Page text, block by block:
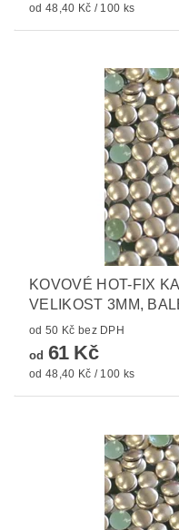
od 48,40 Kč / 100 ks
KOVOVÉ HOT-FIX
VELIKOST 3MM,
od 50 Kč bez DPH
od 61 Kč
od 48,40 Kč / 100 ks